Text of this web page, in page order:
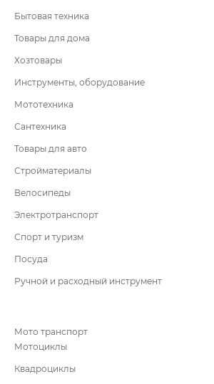
Бытовая техника
Товары для дома
Хозтовары
Инструменты, оборудование
Мототехника
Сантехника
Товары для авто
Стройматериалы
Велосипеды
Электротранспорт
Спорт и туризм
Посуда
Ручной и расходный инструмент
Мото транспорт
Мотоциклы
Квадроциклы